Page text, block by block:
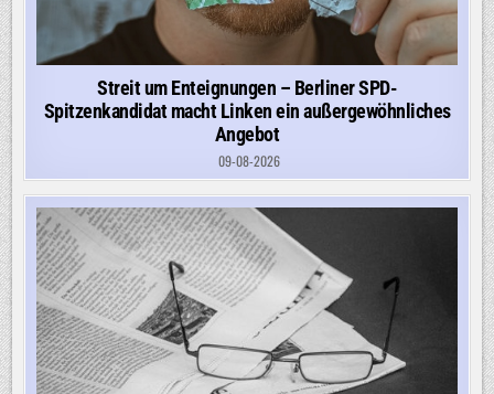
Streit um Enteignungen – Berliner SPD-
Spitzenkandidat macht Linken ein außergewöhnliches
Angebot
09-08-2026